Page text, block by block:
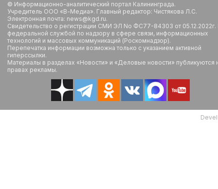
© Информационно-аналитический портал Калининграда.
Учредитель ООО «В-Медиа». Главный редактор: Чистякова Л.С.
Электронная почта: news@kgd.ru.
Свидетельство о регистрации СМИ ЭЛ No ФС77-84303 от
федеральной службой по надзору в сфере связи, информационных
технологий и массовых коммуникаций (Роскомнадзор).
Перепечатка информации возможна только с указанием активной
гиперссылки.
Материалы в разделах «Новости» и «Деловые новости» публикуются
правах рекламы.